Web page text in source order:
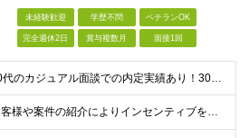
未経験歓迎 学歴不問 ベテランOK
完全週休2日 賞与複数月 面接1回
≪50代のカジュアル面談での内定実績あり！30代〜50代活躍中≫ ■学歴不問 ■国籍不問 ■PMやPL、チームリーダー、サブリーダーなどマネジメントの経験をお持ちの方 ★「マネジメント未経験だけど今後
≪お客様や案件の紹介によりインセンティブを支給！≫ 月給40万円以上＋賞与年2回＋インセンティブ ◎経験やスキルを考慮の上、優遇します ◎上記月給は固定残業代月45時間分(月額9万1040円以上)